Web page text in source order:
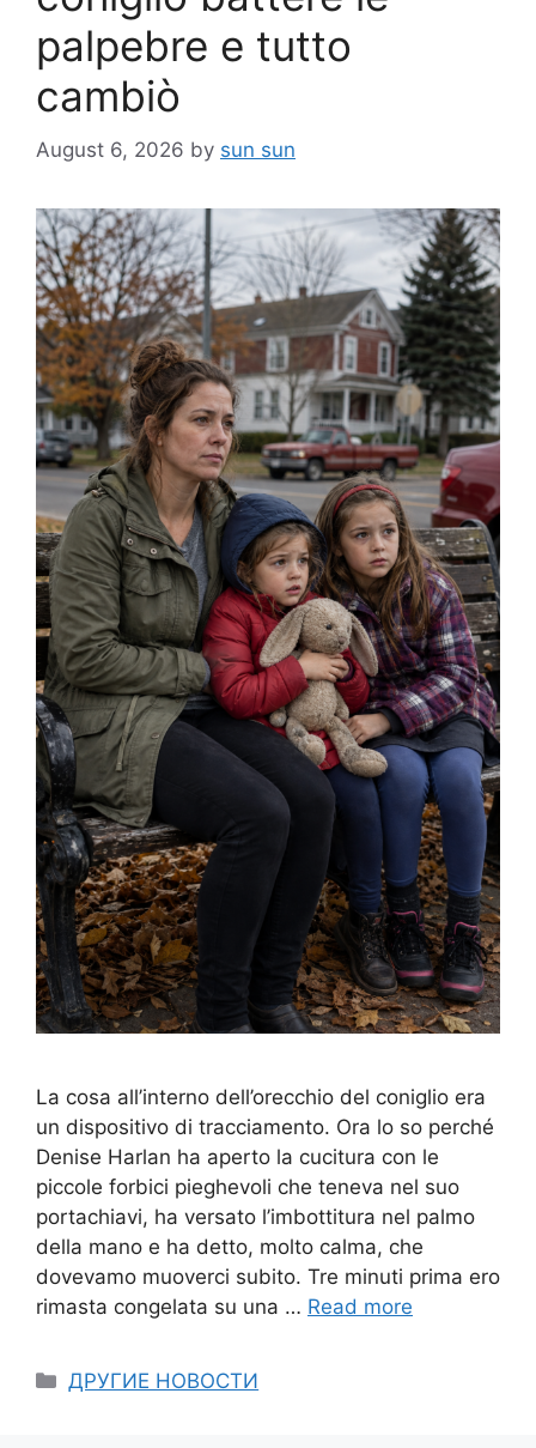
palpebre e tutto
cambiò
August 6, 2026 by sun sun
La cosa all’interno dell’orecchio del coniglio era
un dispositivo di tracciamento. Ora lo so perché
Denise Harlan ha aperto la cucitura con le
piccole forbici pieghevoli che teneva nel suo
portachiavi, ha versato l’imbottitura nel palmo
della mano e ha detto, molto calma, che
dovevamo muoverci subito. Tre minuti prima ero
rimasta congelata su una … Read more
Categories
ДРУГИЕ НОВОСТИ